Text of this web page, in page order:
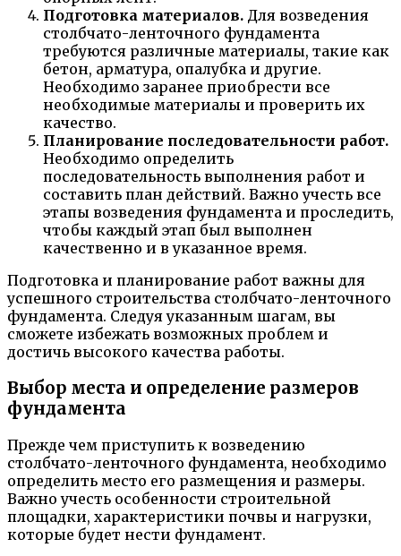
Подготовка материалов. Для возведения
столбчато-ленточного фундамента
требуются различные материалы, такие как
бетон, арматура, опалубка и другие.
Необходимо заранее приобрести все
необходимые материалы и проверить их
качество.
Планирование последовательности работ.
Необходимо определить
последовательность выполнения работ и
составить план действий. Важно учесть все
этапы возведения фундамента и проследить,
чтобы каждый этап был выполнен
качественно и в указанное время.
Подготовка и планирование работ важны для
успешного строительства столбчато-ленточного
фундамента. Следуя указанным шагам, вы
сможете избежать возможных проблем и
достичь высокого качества работы.
Выбор места и определение размеров
фундамента
Прежде чем приступить к возведению
столбчато-ленточного фундамента, необходимо
определить место его размещения и размеры.
Важно учесть особенности строительной
площадки, характеристики почвы и нагрузки,
которые будет нести фундамент.